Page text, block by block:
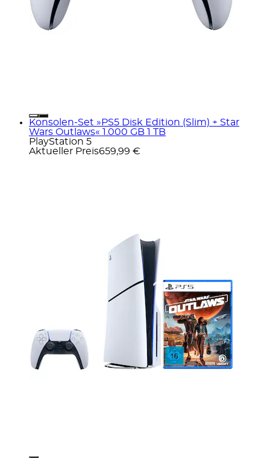
Konsolen-Set »PS5 Disk Edition (Slim) + Star
Wars Outlaws« 1.000 GB 1 TB
PlayStation 5
Aktueller Preis659,99 €